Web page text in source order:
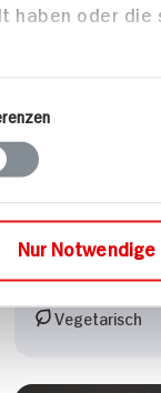
oder die
Nur
90 min
1.570 kcal p.
Mittel
Vegetarisch